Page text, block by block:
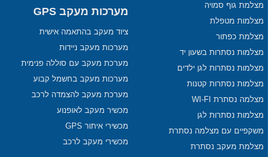
מצלמת גוף סמויה
מצלמות מטפלת
מצלמת כפתור
מצלמות נסתרות בשעון יד
מצלמות נסתרות לגן ילדים
מצלמות נסתרות קטנות
מצלמה נסתרת WI-FI
מצלמות נסתרות לגן
משקפיים עם מצלמה נסתרת
מצלמת מעקב נסתרת
מערכות מעקב GPS
ציוד מעקב בהתאמה אישית
מערכות מעקב ניידות
מערכת מעקב עם סוללה פנימית
מערכות מעקב בחשמל קבוע
מערכת מעקב להצמדה לרכב
מכשיר מעקב לאופנוע
מכשירי איתור GPS
מכשירי מעקב לרכב